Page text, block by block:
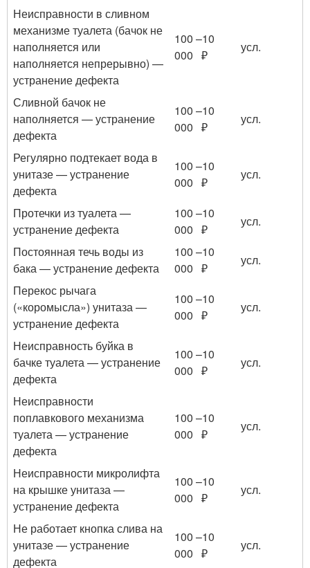
Неисправности в сливном
механизме туалета (бачок не
наполняется или
наполняется непрерывно) —
устранение дефекта
100 –10
000 ₽
усл.
Сливной бачок не
наполняется — устранение
дефекта
100 –10
000 ₽
усл.
Регулярно подтекает вода в
унитазе — устранение
дефекта
100 –10
000 ₽
усл.
Протечки из туалета —
устранение дефекта
100 –10
000 ₽
усл.
Постоянная течь воды из
бака — устранение дефекта
100 –10
000 ₽
усл.
Перекос рычага
(«коромысла») унитаза —
устранение дефекта
100 –10
000 ₽
усл.
Неисправность буйка в
бачке туалета — устранение
дефекта
100 –10
000 ₽
усл.
Неисправности
поплавкового механизма
туалета — устранение
дефекта
100 –10
000 ₽
усл.
Неисправности микролифта
на крышке унитаза —
устранение дефекта
100 –10
000 ₽
усл.
Не работает кнопка слива на
унитазе — устранение
дефекта
100 –10
000 ₽
усл.